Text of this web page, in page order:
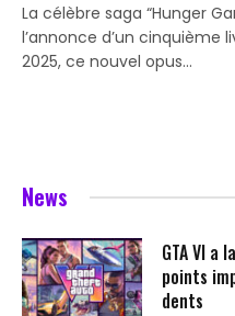
La célèbre saga “Hunger
l’annonce d’un cinquième
2025, ce nouvel opus…
News
GTA VI a
points
dents